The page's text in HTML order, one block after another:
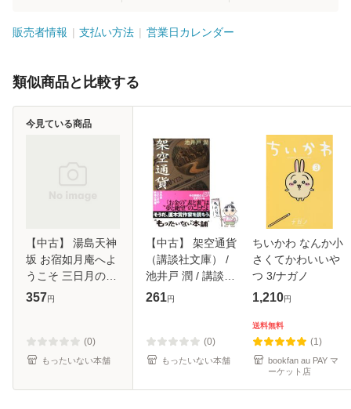
販売者情報 支払い方法 営業日カレンダー
類似商品と比較する
【中古】 湯島天神
坂 お宿如月庵へよ
うこそ 三日月の巻
(ポプラ文庫) / 中島
無料】
357円
(0)
もったいない本舗
今見ている商品
【中古】 架空通貨
（講談社文庫） /
池井戸 潤 / 講談社
[文庫]【メール便送
261円
(0)
もったいない本舗
ちいかわ なんか小
さくてかわいいや
つ 3/ナガノ
1,210円
送料無料
(1)
bookfan au PAY マ
ーケット店